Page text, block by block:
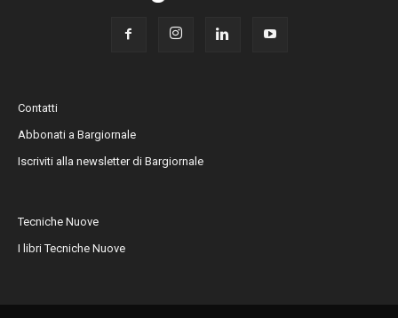
Contatti
Abbonati a Bargiornale
Iscriviti alla newsletter di Bargiornale
Tecniche Nuove
I libri Tecniche Nuove